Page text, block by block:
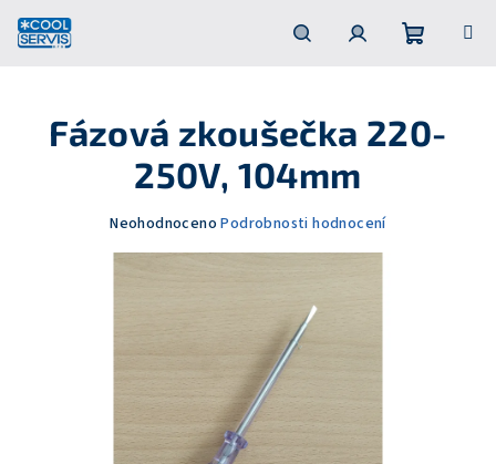
obsah
košík
Fázová zkoušečka 220-
250V, 104mm
Průměrné
Neohodnoceno Podrobnosti hodnocení